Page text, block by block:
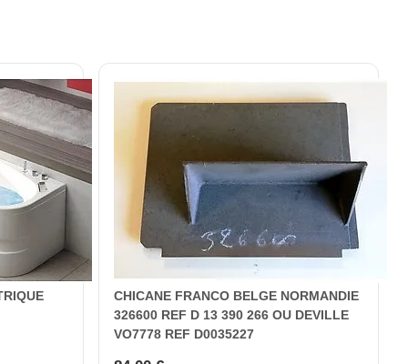
CHICANE FRANCO BELGE NORMANDIE
326600 REF D 13 390 266 OU DEVILLE
VO7778 REF D0035227